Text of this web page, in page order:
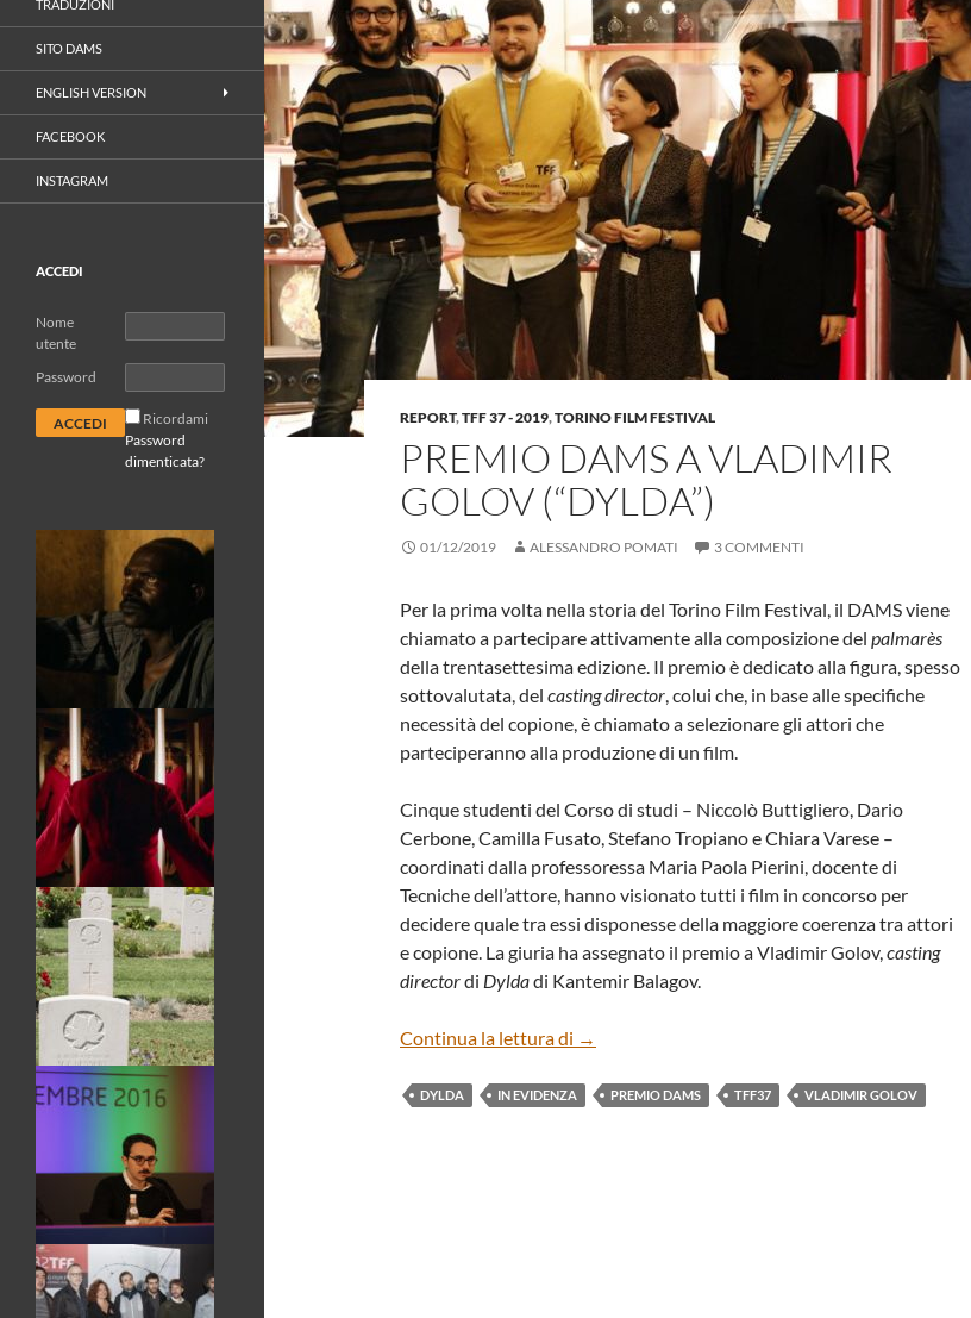
REPORT,TFF 37 - 2019,TORINO FILM FESTIVAL
PREMIO DAMS A VLADIMIR
GOLOV (“DYLDA”)
01/12/2019 ALESSANDRO POMATI 3 COMMENTI
Per la prima volta nella storia del Torino Film Festival, il DAMS viene
chiamato a partecipare attivamente alla composizione del palmarès
della trentasettesima edizione. Il premio è dedicato alla figura, spesso
sottovalutata, del casting director, colui che, in base alle specifiche
necessità del copione, è chiamato a selezionare gli attori che
parteciperanno alla produzione di un film.
Cinque studenti del Corso di studi – Niccolò Buttigliero, Dario
Cerbone, Camilla Fusato, Stefano Tropiano e Chiara Varese –
coordinati dalla professoressa Maria Paola Pierini, docente di
Tecniche dell’attore, hanno visionato tutti i film in concorso per
decidere quale tra essi disponesse della maggiore coerenza tra attori
e copione. La giuria ha assegnato il premio a Vladimir Golov,casting
directordi Dyldadi Kantemir Balagov.
Continua la lettura di PREMIO DAMS A VLADIMIR GOLOV (“DYLDA”)
→
DYLDA IN EVIDENZA PREMIO DAMS TFF37 VLADIMIR GOLOV
TRADUZIONI
SITO DAMS
ENGLISH VERSION
FACEBOOK
INSTAGRAM
ACCEDI
Nome
utente
Password
Ricordami
Password
dimenticata?